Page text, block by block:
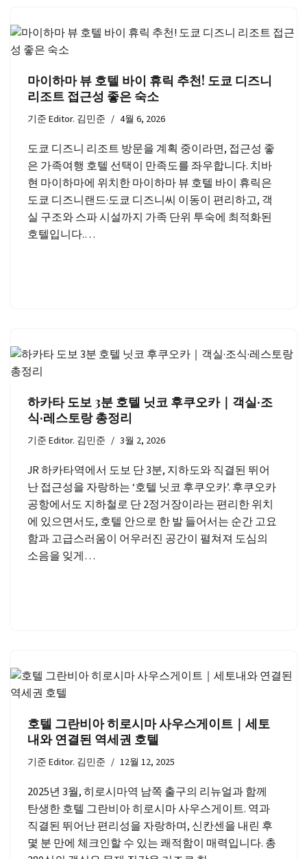
마이하마 뷰 호텔 바이 휴릭 추천! 도쿄 디즈니
리조트 접근성 좋은 숙소
기준Editor. 김민준 4월 6, 2026
도쿄 디즈니 리조트 방문을 계획 중이라면, 접근성 좋
은 가족여행 호텔 선택이 만족도를 좌우합니다. 치바
현 마이하마에 위치한 마이하마 뷰 호텔 바이 휴릭은
도쿄 디즈니랜드·도쿄 디즈니씨 이동이 편리하고, 객
실 구조와 스파 시설까지 가족 단위 투숙에 최적화된
호텔입니다.…
하카타 도보 3분 호텔 닛코 후쿠오카｜객실·조
식·레스토랑 총정리
기준Editor. 김민준 3월 2, 2026
JR 하카타역에서 도보 단 3분, 지하도와 직결된 뛰어
난 접근성을 자랑하는 ‘호텔 닛코 후쿠오카’. 후쿠오카
공항에서도 지하철로 단 2정거장이라는 편리한 위치
에 있으면서도, 호텔 안으로 한 발 들어서는 순간 고요
함과 고급스러움이 어우러진 공간이 펼쳐져 도심의
소음을 잊게…
호텔 그란비아 히로시마 사우스게이트｜세토
내와 연결된 역세권 호텔
기준Editor. 김민준 12월 12, 2025
2025년 3월, 히로시마역 남쪽 출구의 리뉴얼과 함께
탄생한 호텔 그란비아 히로시마 사우스게이트. 역과
직결된 뛰어난 편리성을 자랑하며, 신칸센을 내린 후
몇 분 만에 체크인할 수 있는 쾌적함이 매력입니다. 총